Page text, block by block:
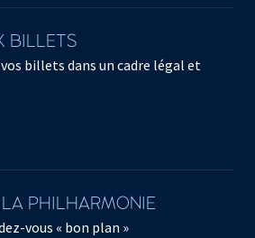
BILLETS
billets dans un cadre légal et
PHILHARMONIE
vous « bon plan »